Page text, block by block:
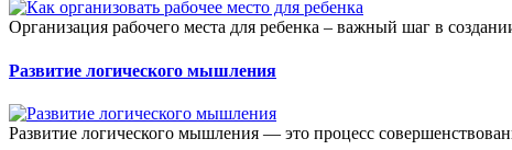
Организация рабочего места для ребенка – важный шаг в
Развитие логического мышления
Развитие логического мышления — это процесс